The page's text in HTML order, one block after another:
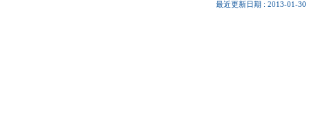
最近更新日期 : 2013-01-30